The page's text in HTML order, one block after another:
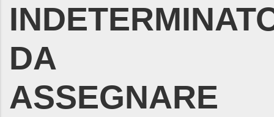
DA
ASSEGNARE